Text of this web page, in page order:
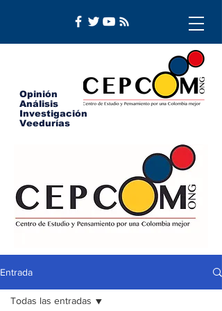
Opinión
Análisis
Investigación
Veedurías
Entrada
Todas las entradas